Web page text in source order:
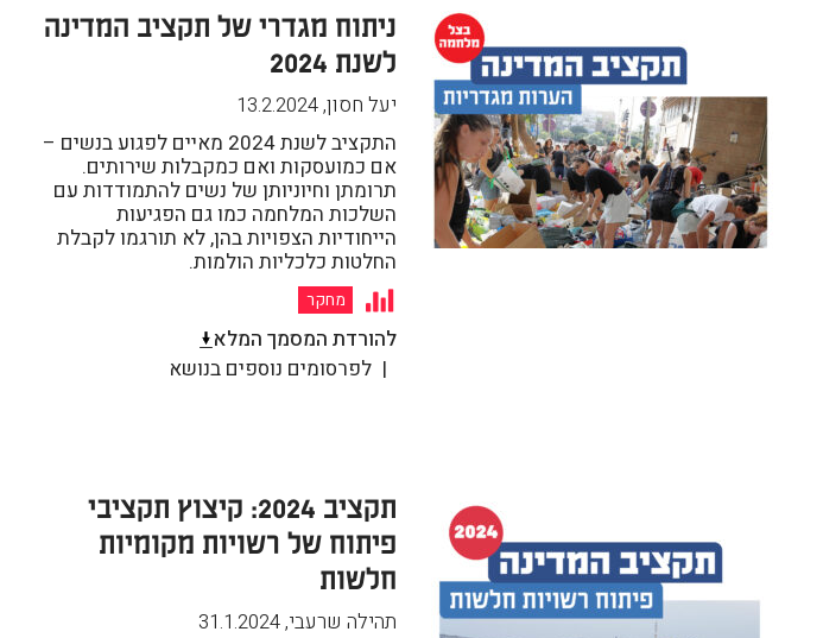
ניתוח מגדרי של תקציב המדינה
לשנת 2024
יעל חסון,
13.2.2024
התקציב לשנת 2024 מאיים לפגוע בנשים –
אם כמועסקות ואם כמקבלות שירותים.
תרומתן וחיוניותן של נשים להתמודדות עם
השלכות המלחמה כמו גם הפגיעות
הייחודיות הצפויות בהן, לא תורגמו לקבלת
החלטות כלכליות הולמות.
מחקר
להורדת המסמך המלא
לפרסומים נוספים בנושא
תקציב 2024: קיצוץ תקציבי
פיתוח של רשויות מקומיות
חלשות
תהילה שרעבי,
31.1.2024